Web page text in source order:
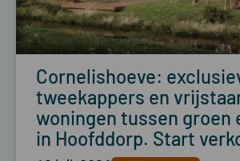
Cornelishoeve:
tweekappers en
woningen tussen groen
in Hoofddorp. Start